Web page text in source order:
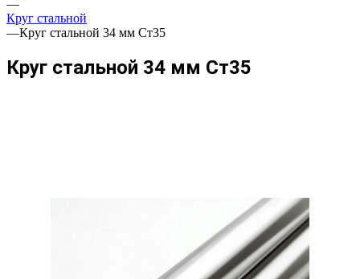
—
Круг стальной
—Круг стальной 34 мм Ст35
Круг стальной 34 мм Ст35